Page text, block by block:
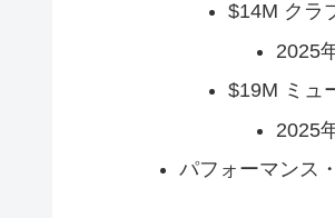
$14M クラ
2025
$19M ミュ
2025
パフォーマンス